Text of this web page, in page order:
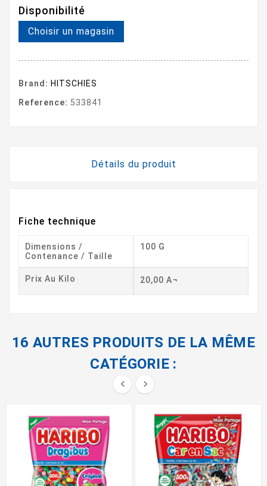
Disponibilité
Choisir un magasin
Brand: HITSCHIES
Reference: 533841
Détails du produit
Fiche technique
Dimensions /
Contenance / Taille
100 G
Prix Au Kilo 20,00 A¬
16 AUTRES PRODUITS DE LA MÊME
CATÉGORIE :
 